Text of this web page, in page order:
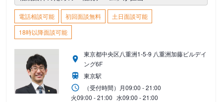
電話相談可能 初回面談無料
土日面談可能
18時以降面談可能
東京都中央区八重洲1-5-9 八重洲加藤ビルデイ
ング6F
東京駅
（受付時間） 月09:00 - 21:00
火09:00 - 21:00 水09:00 - 21:00